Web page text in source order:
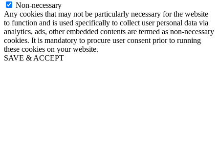
Non-necessary
Any cookies that may not be particularly necessary for the website
to function and is used specifically to collect user personal data via
analytics, ads, other embedded contents are termed as non-necessary
cookies. It is mandatory to procure user consent prior to running
these cookies on your website.
SAVE & ACCEPT